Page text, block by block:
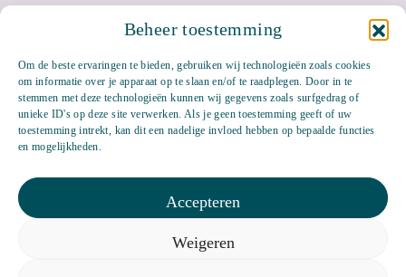
Beheer toestemming
Om de beste ervaringen te bieden, gebruiken wij technologieën zoals cookies
om informatie over je apparaat op te slaan en/of te raadplegen. Door in te
stemmen met deze technologieën kunnen wij gegevens zoals surfgedrag of
unieke ID's op deze site verwerken. Als je geen toestemming geeft of uw
toestemming intrekt, kan dit een nadelige invloed hebben op bepaalde functies
en mogelijkheden.
Accepteren
Weigeren